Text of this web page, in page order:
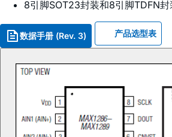
8引脚SOT23封装和8引脚TDFN封
数据手册 (Rev. 3) 产品选型表